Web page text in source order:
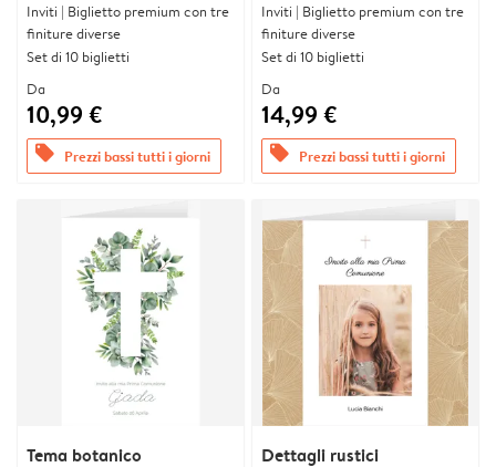
Inviti | Biglietto premium con tre
finiture diverse
Set di 10 biglietti
Da
10,99 €
offers Prezzi bassi tutti i giorni
Inviti | Biglietto premium con tre
finiture diverse
Set di 10 biglietti
Da
14,99 €
offers Prezzi bassi tutti i giorni
Tema botanico Dettagli rustici